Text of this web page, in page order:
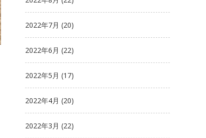
2022年7月 (20)
2022年6月 (22)
2022年5月 (17)
2022年4月 (20)
2022年3月 (22)